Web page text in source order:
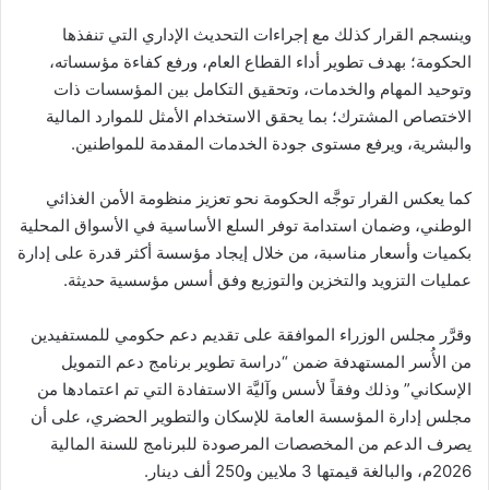
وينسجم القرار كذلك مع إجراءات التحديث الإداري التي تنفذها
الحكومة؛ بهدف تطوير أداء القطاع العام، ورفع كفاءة مؤسساته،
وتوحيد المهام والخدمات، وتحقيق التكامل بين المؤسسات ذات
الاختصاص المشترك؛ بما يحقق الاستخدام الأمثل للموارد المالية
والبشرية، ويرفع مستوى جودة الخدمات المقدمة للمواطنين.
كما يعكس القرار توجَّه الحكومة نحو تعزيز منظومة الأمن الغذائي
الوطني، وضمان استدامة توفر السلع الأساسية في الأسواق المحلية
بكميات وأسعار مناسبة، من خلال إيجاد مؤسسة أكثر قدرة على إدارة
عمليات التزويد والتخزين والتوزيع وفق أسس مؤسسية حديثة.
وقرَّر مجلس الوزراء الموافقة على تقديم دعم حكومي للمستفيدين
من الأُسر المستهدفة ضمن “دراسة تطوير برنامج دعم التمويل
الإسكاني” وذلك وفقاً لأسس وآليَّة الاستفادة التي تم اعتمادها من
مجلس إدارة المؤسسة العامة للإسكان والتطوير الحضري، على أن
يصرف الدعم من المخصصات المرصودة للبرنامج للسنة المالية
2026م، والبالغة قيمتها 3 ملايين و250 ألف دينار.